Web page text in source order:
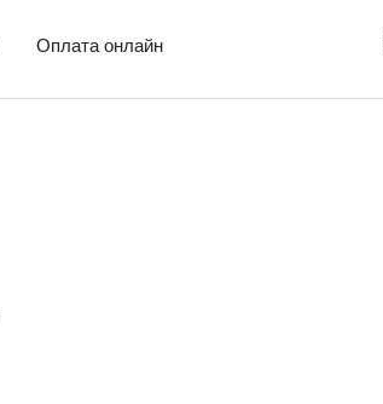
Оплата онлайн